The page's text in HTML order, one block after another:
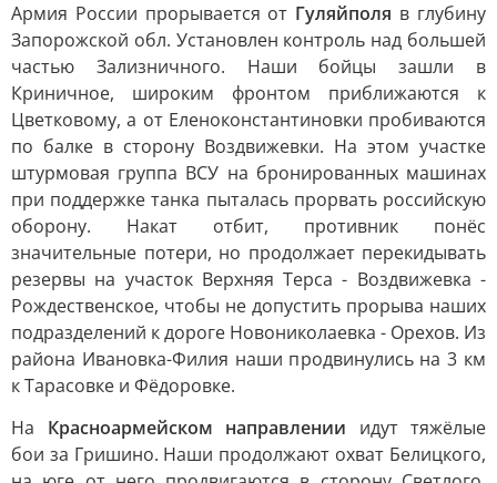
Армия России прорывается от Гуляйполя в глубину
Запорожской обл. Установлен контроль над большей
частью Зализничного. Наши бойцы зашли в
Криничное, широким фронтом приближаются к
Цветковому, а от Еленоконстантиновки пробиваются
по балке в сторону Воздвижевки. На этом участке
штурмовая группа ВСУ на бронированных машинах
при поддержке танка пыталась прорвать российскую
оборону. Накат отбит, противник понёс
значительные потери, но продолжает перекидывать
резервы на участок Верхняя Терса - Воздвижевка -
Рождественское, чтобы не допустить прорыва наших
подразделений к дороге Новониколаевка - Орехов. Из
района Ивановка-Филия наши продвинулись на 3 км
к Тарасовке и Фёдоровке.
На Красноармейском направлении идут тяжёлые
бои за Гришино. Наши продолжают охват Белицкого,